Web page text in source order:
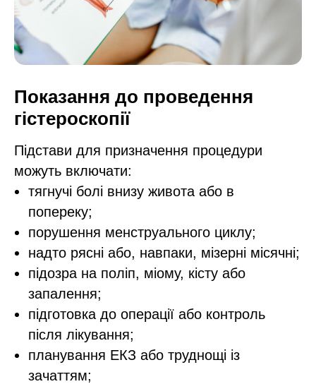
Показання до проведення
гістероскопії
Підстави для призначення процедури
можуть включати:
тягнучі болі внизу живота або в
попереку;
порушення менструального циклу;
надто рясні або, навпаки, мізерні місячні;
підозра на поліп, міому, кісту або
запалення;
підготовка до операції або контроль
після лікування;
планування ЕКЗ або труднощі із
зачаттям;